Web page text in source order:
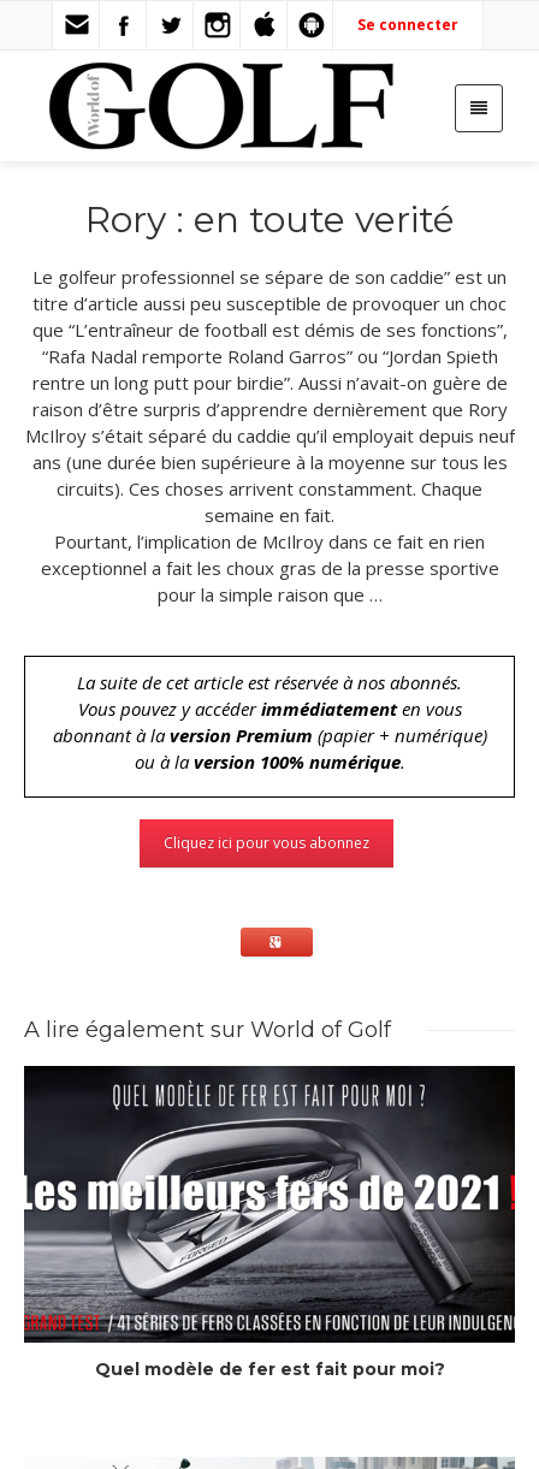
Se connecter
Rory : en toute verité
Le golfeur professionnel se sépare de son caddie” est un
titre d’article aussi peu susceptible de provoquer un choc
que “L’entraîneur de football est démis de ses fonctions”,
“Rafa Nadal remporte Roland Garros” ou “Jordan Spieth
rentre un long putt pour birdie”. Aussi n’avait-on guère de
raison d’être surpris d’apprendre dernièrement que Rory
McIlroy s’était séparé du caddie qu’il employait depuis neuf
ans (une durée bien supérieure à la moyenne sur tous les
circuits). Ces choses arrivent constamment. Chaque
semaine en fait.
Pourtant, l’implication de McIlroy dans ce fait en rien
exceptionnel a fait les choux gras de la presse sportive
pour la simple raison que …
La suite de cet article est réservée à nos abonnés.
Vous pouvez y accéderimmédiatementen vous
abonnant à la version Premium (papier + numérique)
ou à la version 100% numérique.
Cliquez ici pour vous abonnez
A lire également sur World of Golf
Quel modèle de fer est fait pour moi?